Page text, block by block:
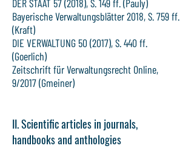
DER STAAT 57 (2018), S. 149 ff. (Pauly)
Bayerische Verwaltungsblätter 2018, S. 759 ff.
(Kraft)
DIE VERWALTUNG 50 (2017), S. 440 ff.
(Goerlich)
Zeitschrift für Verwaltungsrecht Online,
9/2017 (Gmeiner)
II. Scientific articles in journals,
handbooks and anthologies